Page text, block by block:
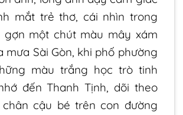
mắt trẻ thơ, cái nhìn trong
gợn một chút màu mây xám
mưa Sài Gòn, khi phố phường
màu trắng học trò tinh
đến Thanh Tịnh, dõi theo
cậu bé trên con đường